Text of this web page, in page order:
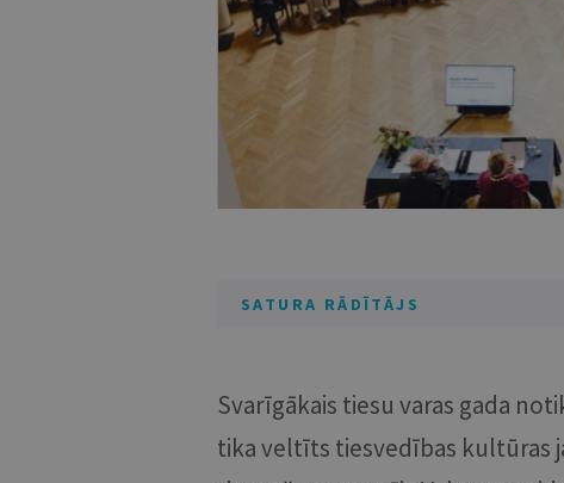
SATURA RĀDĪTĀJS
Svarīgākais tiesu varas gada
tika veltīts tiesvedības kultūras